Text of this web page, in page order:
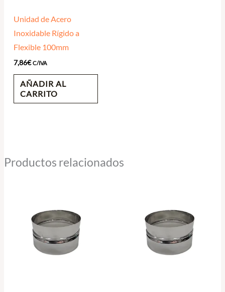
Unidad de Acero
Inoxidable Rígido a
Flexible 100mm
7,86€ C/IVA
AÑADIR AL
CARRITO
Productos relacionados